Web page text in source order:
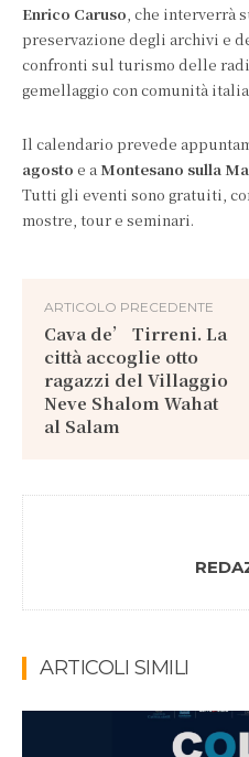
Enrico Caruso, che interverrà
preservazione degli archivi e
confronti sul turismo delle
gemellaggio con comunità
Il calendario prevede
agosto e aMontesano sulla
Tutti gli eventi sono gratuiti,
mostre, tour e seminari.
ARTICOLO PRECEDENTE
Cava de’ Tirreni. La
città accoglie otto
ragazzi del Villaggio
Neve Shalom Wahat
al Salam
ARTICOLI SIMILI